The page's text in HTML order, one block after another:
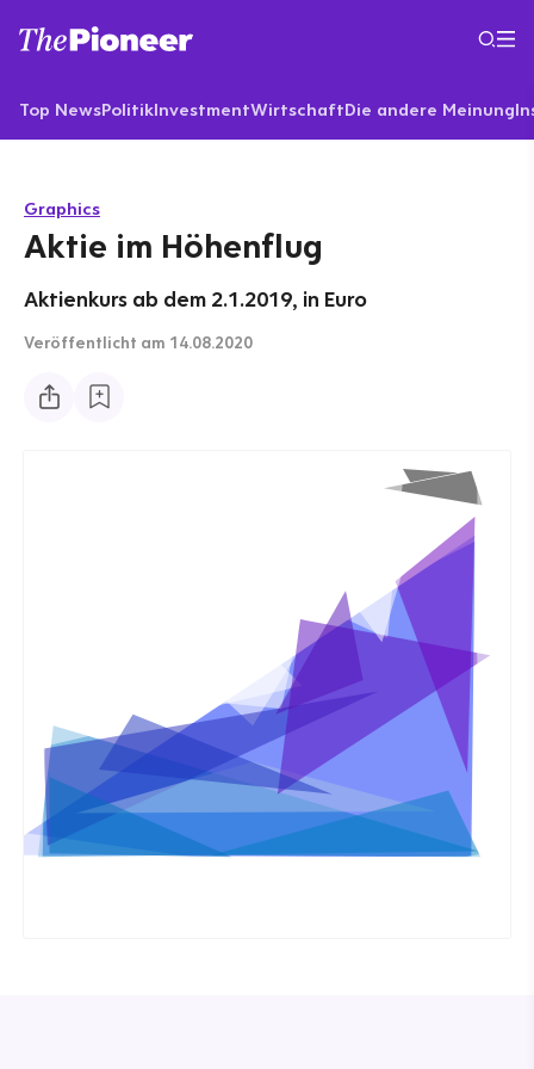
Top NewsPolitikInvestmentWirtschaftDie andere Meinung
Graphics
Aktie im Höhenflug
Aktienkurs ab dem 2.1.2019, in Euro
Veröffentlicht am 14.08.2020